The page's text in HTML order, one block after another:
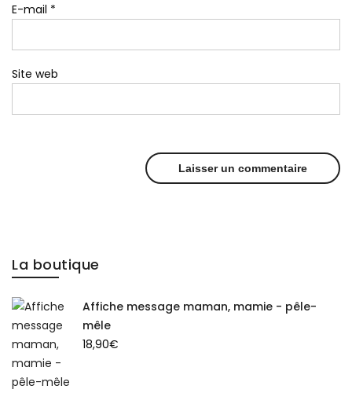
E-mail *
Site web
La boutique
Affiche message maman, mamie - pêle-
mêle
18,90€